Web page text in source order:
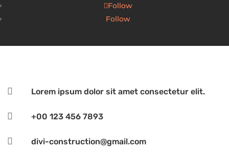
Follow
Follow
 Lorem ipsum dolor sit amet consectetur elit.
 +00 123 456 7893
 divi-construction@gmail.com